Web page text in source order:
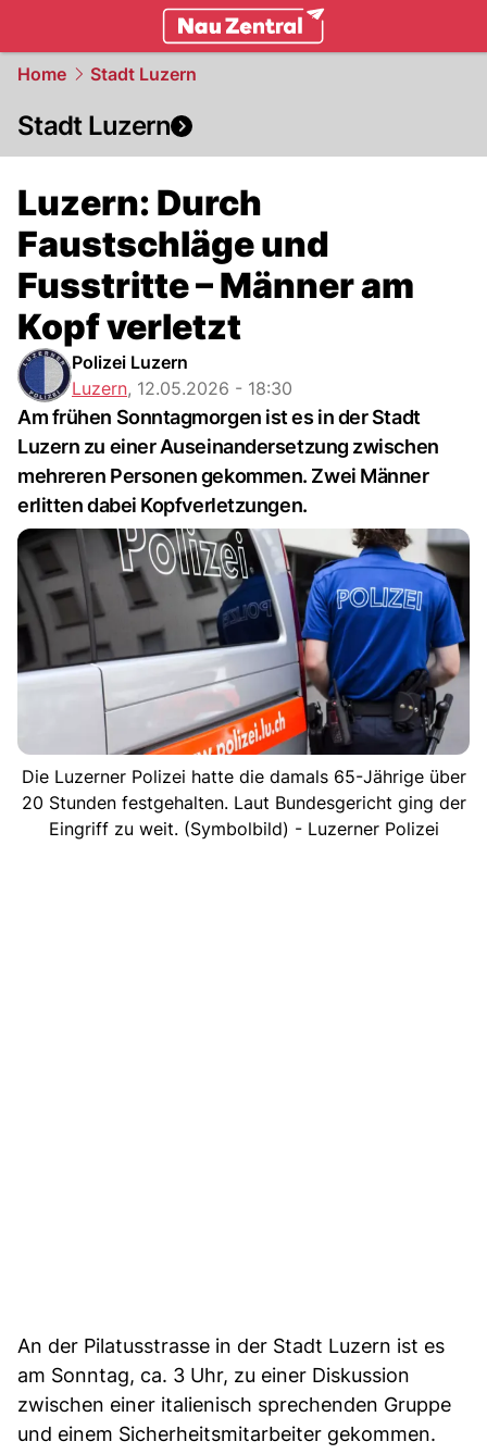
Home Stadt Luzern
Stadt Luzern
Luzern: Durch
Faustschläge und
Fusstritte – Männer am
Kopf verletzt
Polizei Luzern
Luzern, 12.05.2026 - 18:30
Am frühen Sonntagmorgen ist es in der Stadt
Luzern zu einer Auseinandersetzung zwischen
mehreren Personen gekommen. Zwei Männer
erlitten dabei Kopfverletzungen.
Die Luzerner Polizei hatte die damals 65-Jährige über
20 Stunden festgehalten. Laut Bundesgericht ging der
Eingriff zu weit. (Symbolbild) - Luzerner Polizei
An der Pilatusstrasse in der Stadt Luzern ist es
am Sonntag, ca. 3 Uhr, zu einer Diskussion
zwischen einer italienisch sprechenden Gruppe
und einem Sicherheitsmitarbeiter gekommen.